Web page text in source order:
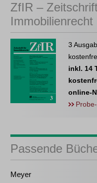
ZfIR –
Immobilienrecht
3
inkl. 14
online-
Passende
Meyer